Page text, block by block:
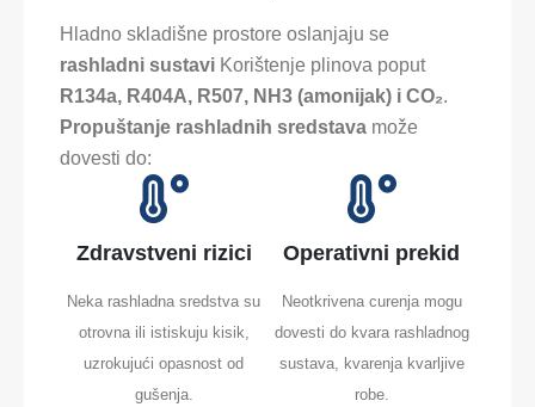
Hladno skladišne ​​prostore oslanjaju se
rashladni sustavi Korištenje plinova poput
R134a, R404A, R507, NH3 (amonijak) i CO₂.
Propuštanje rashladnih sredstava može
dovesti do:
Zdravstveni rizici
Neka rashladna sredstva su
otrovna ili istiskuju kisik,
uzrokujući opasnost od
gušenja.
Operativni prekid
Neotkrivena curenja mogu
dovesti do kvara rashladnog
sustava, kvarenja kvarljive
robe.